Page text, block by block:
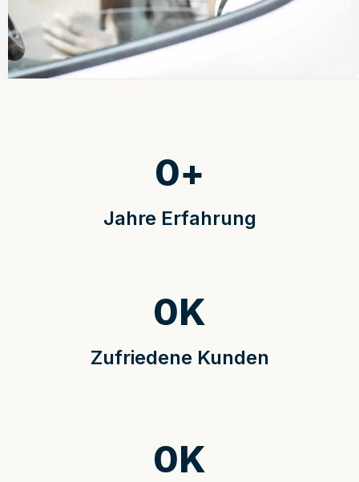
Jahre Erfahrung
0+
Zufriedene Kunden
0K
0K